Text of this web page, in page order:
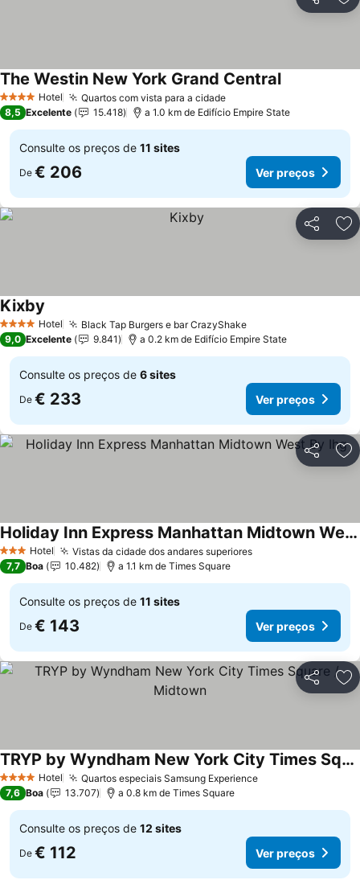
Partilhar
4 EstrelasHotel Quartos com vista para a cidade
The Westin New York Grand Central
8,5 Excelente 15.418 a 1.0 km de Edifício Empire State
Consulte os preços de 11 sites
De € 206 Ver preços
Partilhar
4 EstrelasHotel Black Tap Burgers e bar CrazyShake
Kixby
9,0 Excelente 9.841 a 0.2 km de Edifício Empire State
Consulte os preços de 6 sites
De € 233 Ver preços
Partilhar
3 EstrelasHotel Vistas da cidade dos andares superiores
Holiday Inn Express Manhattan Midtown West By Ihg
7,7 Boa 10.482 a 1.1 km de Times Square
Consulte os preços de 11 sites
De € 143 Ver preços
Partilhar
4 EstrelasHotel Quartos especiais Samsung Experience
TRYP by Wyndham New York City Times Square / Midtown
7,6 Boa 13.707 a 0.8 km de Times Square
Consulte os preços de 12 sites
De € 112 Ver preços